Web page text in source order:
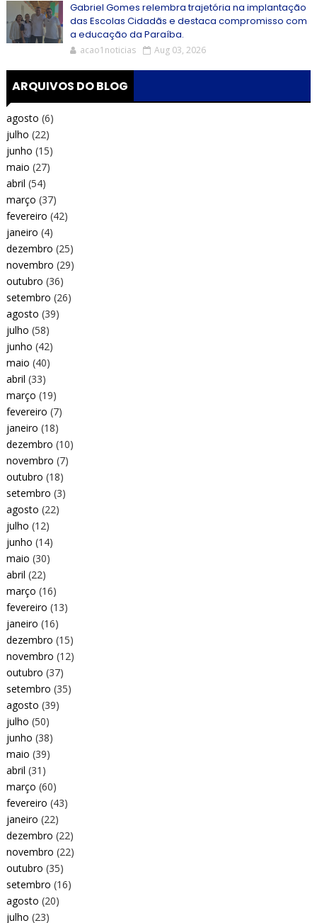
Gabriel Gomes relembra trajetória na implantação
das Escolas Cidadãs e destaca compromisso com
a educação da Paraíba.
acao1noticias Aug 03, 2026
ARQUIVOS DO BLOG
agosto (6)
julho (22)
junho (15)
maio (27)
abril (54)
março (37)
fevereiro (42)
janeiro (4)
dezembro (25)
novembro (29)
outubro (36)
setembro (26)
agosto (39)
julho (58)
junho (42)
maio (40)
abril (33)
março (19)
fevereiro (7)
janeiro (18)
dezembro (10)
novembro (7)
outubro (18)
setembro (3)
agosto (22)
julho (12)
junho (14)
maio (30)
abril (22)
março (16)
fevereiro (13)
janeiro (16)
dezembro (15)
novembro (12)
outubro (37)
setembro (35)
agosto (39)
julho (50)
junho (38)
maio (39)
abril (31)
março (60)
fevereiro (43)
janeiro (22)
dezembro (22)
novembro (22)
outubro (35)
setembro (16)
agosto (20)
julho (23)